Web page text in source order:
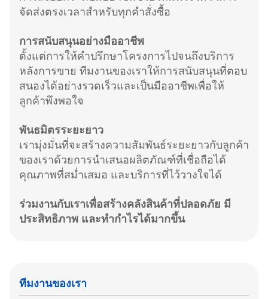
จัดส่งตรงเวลาสำหรับทุกคำสั่งซื้อ
การสนับสนุนอย่างมืออาชีพ
ตั้งแต่การให้คำปรึกษาโครงการไปจนถึงบริการ
หลังการขาย ทีมงานของเราให้การสนับสนุนที่ตอบ
สนองได้อย่างรวดเร็วและเป็นมืออาชีพเพื่อให้
ลูกค้าพึงพอใจ
พันธมิตรระยะยาว
เรามุ่งมั่นที่จะสร้างความสัมพันธ์ระยะยาวกับลูกค้า
ของเราด้วยการนำเสนอผลิตภัณฑ์ที่เชื่อถือได้
คุณภาพที่สม่ำเสมอ และบริการที่ไว้วางใจได้
ร่วมงานกับเราเพื่อสร้างคลังสินค้าที่ปลอดภัย มี
ประสิทธิภาพ และทำกำไรได้มากขึ้น
ทีมงานของเรา